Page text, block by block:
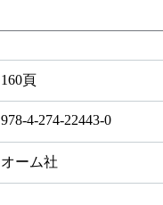
160頁
978-4-274-22443-0
オーム社